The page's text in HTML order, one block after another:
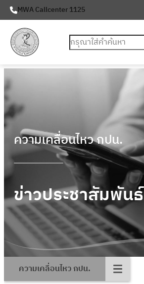
MWA Callcenter 1125
ค้นหา
ความเคลื่อนไหว กปน.
ข่าวประชาสัมพันธ์
ความเคลื่อนไหว กปน.